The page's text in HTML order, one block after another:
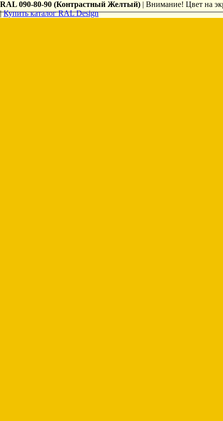
RAL 090-80-90 (Контрастный Желтый) | Внимание! Цвет на
|Купить каталог RAL Design